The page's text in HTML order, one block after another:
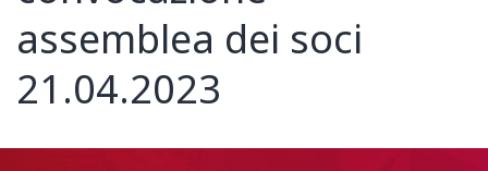
assemblea dei soci
21.04.2023